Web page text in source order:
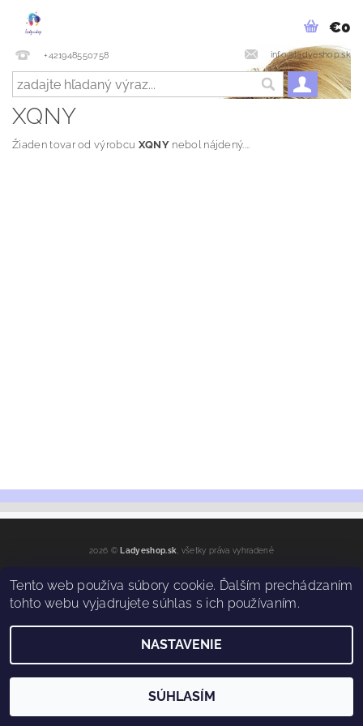
+421948550758 info@ladyeshop.sk
€0
XQNY
Žiaden tovar od výrobcu XQNYnebol nájdený....
2026 © Ladyeshop.sk , všetky práva vyhradené
Vytvoril Shoptet
Tento web používa súbory cookie. Ďalším prechádzaním
tohto webu vyjadrujete súhlas s ich používaním.
NASTAVENIE
SÚHLASÍM